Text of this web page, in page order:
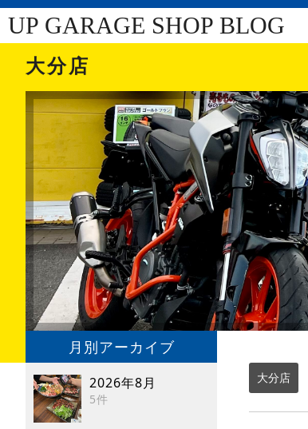
UP GARAGE SHOP BLOG
大分店
月別アーカイブ
2026年8月
5件
大分店